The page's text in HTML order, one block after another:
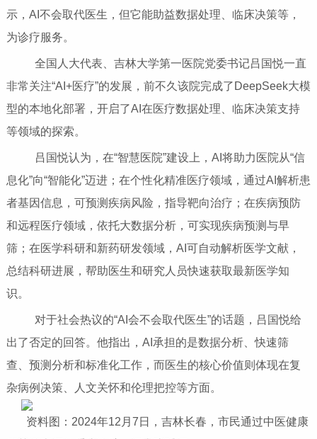
示，AI不会取代医生，但它能助益数据处理、临床决策等，
为诊疗服务。
全国人大代表、吉林大学第一医院党委书记吕国悦一直
非常关注“AI+医疗”的发展，前不久该院完成了DeepSeek大模
型的本地化部署，开启了AI在医疗数据处理、临床决策支持
等领域的探索。
吕国悦认为，在“智慧医院”建设上，AI将助力医院从“信
息化”向“智能化”迈进；在个性化精准医疗领域，通过AI解析患
者基因信息，可预测疾病风险，指导靶向治疗；在疾病预防
和远程医疗领域，依托大数据分析，可实现疾病预测与早
筛；在医学科研和新药研发领域，AI可自动解析医学文献，
总结科研进展，帮助医生和研究人员快速获取最新医学知
识。
对于社会热议的“AI会不会取代医生”的话题，吕国悦给
出了否定的回答。他指出，AI承担的是数据分析、快速筛
查、预测分析和标准化工作，而医生的核心价值则体现在复
杂病例决策、人文关怀和伦理把控等方面。
资料图：2024年12月7日，吉林长春，市民通过中医健康